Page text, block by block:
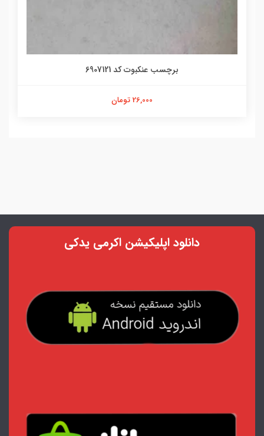
برچسب عنکبوت کد 6907121
26,000 تومان
دانلود اپلیکیشن اکرمی یدکی